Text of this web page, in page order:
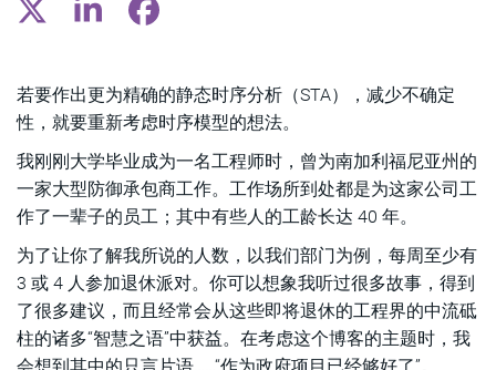
若要作出更为精确的静态时序分析（STA），减少不确定
性，就要重新考虑时序模型的想法。
我刚刚大学毕业成为一名工程师时，曾为南加利福尼亚州的
一家大型防御承包商工作。工作场所到处都是为这家公司工
作了一辈子的员工；其中有些人的工龄长达 40 年。
为了让你了解我所说的人数，以我们部门为例，每周至少有
3 或 4 人参加退休派对。你可以想象我听过很多故事，得到
了很多建议，而且经常会从这些即将退休的工程界的中流砥
柱的诸多“智慧之语”中获益。在考虑这个博客的主题时，我
会想到其中的只言片语……“作为政府项目已经够好了”。